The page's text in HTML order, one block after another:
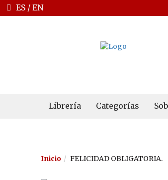
ES / EN
Librería Categorías
Inicio FELICIDAD OBLIGATORIA.